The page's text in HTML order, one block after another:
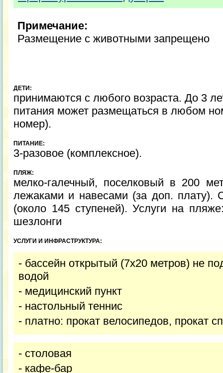
Примечание:
Размещение с животными запрещено
ДЕТИ:
принимаются с любого возраста. До 3
питания может размещаться в любом
номер).
ПИТАНИЕ:
3-разовое (комплексное).
ПЛЯЖ:
мелко-галечный, поселковый в 200
лежаками и навесами (за доп. плату).
(около 145 ступеней). Услуги на
шезлонги
УСЛУГИ И ИНФРАСТРУКТУРА:
- бассейн открытый (7x20 метров) не
водой
- медицинский пункт
- настольный теннис
- платно: прокат велосипедов, прокат
- столовая
- кафе-бар